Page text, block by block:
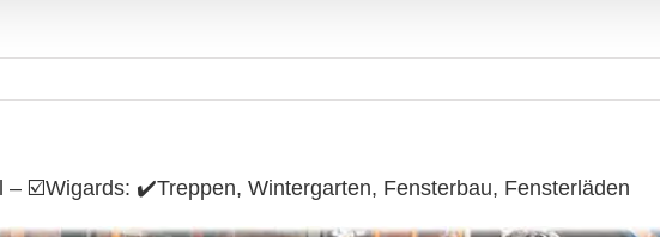
– ☑️Wigards: ✔️Treppen, Wintergarten, Fensterbau, Fensterläden